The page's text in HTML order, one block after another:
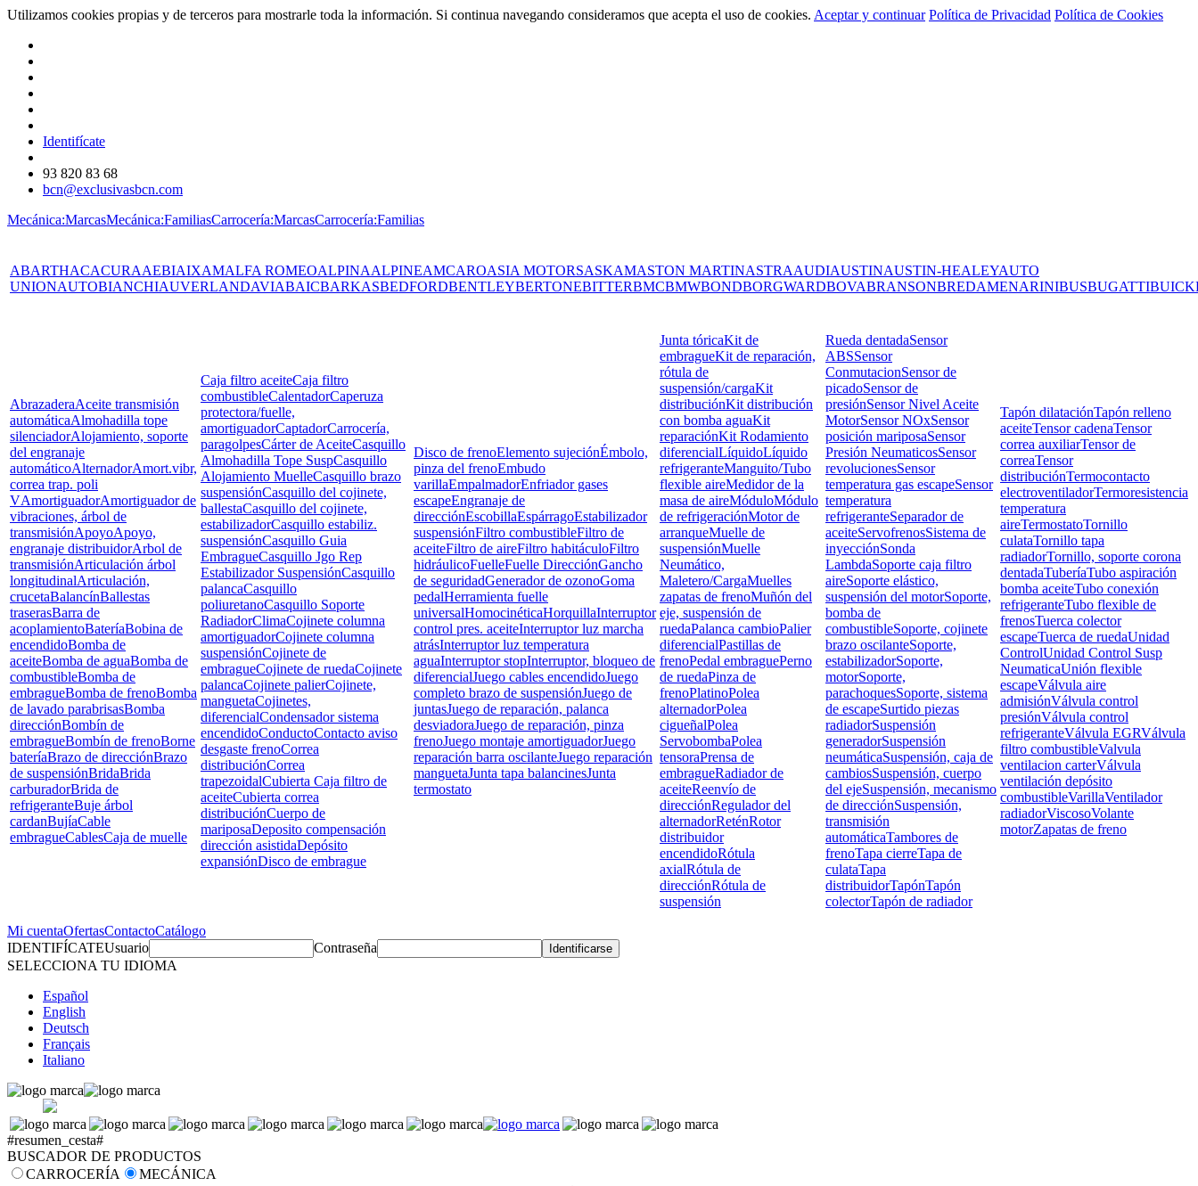
Utilizamos cookies propias y de terceros para mostrarle toda la información. Si continua navegando consideramos que acepta el uso de cookies. Aceptar y continuar Política de Privacidad Política de Cookies
Identifícate
93 820 83 68
bcn@exclusivasbcn.com
Mecánica:MarcasMecánica:FamiliasCarrocería:MarcasCarrocería:Familias
ABARTHACACURAAEBIAIXAMALFA ROMEOALPINAALPINEAMCAROASIA MOTORSASKAMASTON MARTINASTRAAUDIAUSTINAUSTIN-HEALEYAUTO
UNIONAUTOBIANCHIAUVERLANDAVIABAICBARKASBEDFORDBENTLEYBERTONEBITTERBMCBMWBONDBORGWARDBOVABRANSONBREDAMENARINIBUSBUGATTIBUICK
AbrazaderaAceite transmisión
automáticaAlmohadilla tope
silenciadorAlojamiento, soporte
del engranaje
automáticoAlternadorAmort.vibr,
correa trap. poli
VAmortiguadorAmortiguador de
vibraciones, árbol de
transmisiónApoyoApoyo,
engranaje distribuidorArbol de
transmisiónArticulación árbol
longitudinalArticulación,
crucetaBalancínBallestas
traserasBarra de
acoplamientoBateríaBobina de
encendidoBomba de
aceiteBomba de aguaBomba de
combustibleBomba de
embragueBomba de frenoBomba
de lavado parabrisasBomba
direcciónBombín de
embragueBombín de frenoBorne
bateríaBrazo de direcciónBrazo
de suspensiónBridaBrida
carburadorBrida de
refrigeranteBuje árbol
cardanBujíaCable
embragueCablesCaja de muelle
Caja filtro aceiteCaja filtro
combustibleCalentadorCaperuza
protectora/fuelle,
amortiguadorCaptadorCarrocería,
paragolpesCárter de AceiteCasquillo
Almohadilla Tope SuspCasquillo
Alojamiento MuelleCasquillo brazo
suspensiónCasquillo del cojinete,
ballestaCasquillo del cojinete,
estabilizadorCasquillo estabiliz.
suspensiónCasquillo Guia
EmbragueCasquillo Jgo Rep
Estabilizador SuspensiónCasquillo
palancaCasquillo
poliuretanoCasquillo Soporte
RadiadorClimaCojinete columna
amortiguadorCojinete columna
suspensiónCojinete de
embragueCojinete de ruedaCojinete
palancaCojinete palierCojinete,
manguetaCojinetes,
diferencialCondensador sistema
encendidoConductoContacto aviso
desgaste frenoCorrea
distribuciónCorrea
trapezoidalCubierta Caja filtro de
aceiteCubierta correa
distribuciónCuerpo de
mariposaDeposito compensación
dirección asistidaDepósito
expansiónDisco de embrague
Disco de frenoElemento sujeciónÉmbolo,
pinza del frenoEmbudo
varillaEmpalmadorEnfriador gases
escapeEngranaje de
direcciónEscobillaEspárragoEstabilizador
suspensiónFiltro combustibleFiltro de
aceiteFiltro de aireFiltro habitáculoFiltro
hidráulicoFuelleFuelle DirecciónGancho
de seguridadGenerador de ozonoGoma
pedalHerramienta fuelle
universalHomocinéticaHorquillaInterruptor
control pres. aceiteInterruptor luz marcha
atrásInterruptor luz temperatura
aguaInterruptor stopInterruptor, bloqueo de
diferencialJuego cables encendidoJuego
completo brazo de suspensiónJuego de
juntasJuego de reparación, palanca
desviadoraJuego de reparación, pinza
frenoJuego montaje amortiguadorJuego
reparación barra oscilanteJuego reparación
manguetaJunta tapa balancinesJunta
termostato
Junta tóricaKit de
embragueKit de reparación,
rótula de
suspensión/cargaKit
distribuciónKit distribución
con bomba aguaKit
reparaciónKit Rodamiento
diferencialLíquidoLíquido
refrigeranteManguito/Tubo
flexible aireMedidor de la
masa de aireMóduloMódulo
de refrigeraciónMotor de
arranqueMuelle de
suspensiónMuelle
Neumático,
Maletero/CargaMuelles
zapatas de frenoMuñón del
eje, suspensión de
ruedaPalanca cambioPalier
diferencialPastillas de
frenoPedal embraguePerno
de ruedaPinza de
frenoPlatinoPolea
alternadorPolea
cigueñalPolea
ServobombaPolea
tensoraPrensa de
embragueRadiador de
aceiteReenvío de
direcciónRegulador del
alternadorReténRotor
distribuidor
encendidoRótula
axialRótula de
direcciónRótula de
suspensión
Rueda dentadaSensor
ABSSensor
ConmutacionSensor de
picadoSensor de
presiónSensor Nivel Aceite
MotorSensor NOxSensor
posición mariposaSensor
Presión NeumaticosSensor
revolucionesSensor
temperatura gas escapeSensor
temperatura
refrigeranteSeparador de
aceiteServofrenosSistema de
inyecciónSonda
LambdaSoporte caja filtro
aireSoporte elástico,
suspensión del motorSoporte,
bomba de
combustibleSoporte, cojinete
brazo oscilanteSoporte,
estabilizadorSoporte,
motorSoporte,
parachoquesSoporte, sistema
de escapeSurtido piezas
radiadorSuspensión
generadorSuspensión
neumáticaSuspensión, caja de
cambiosSuspensión, cuerpo
del ejeSuspensión, mecanismo
de direcciónSuspensión,
transmisión
automáticaTambores de
frenoTapa cierreTapa de
culataTapa
distribuidorTapónTapón
colectorTapón de radiador
Tapón dilataciónTapón relleno
aceiteTensor cadenaTensor
correa auxiliarTensor de
correaTensor
distribuciónTermocontacto
electroventiladorTermoresistencia
temperatura
aireTermostatoTornillo
culataTornillo tapa
radiadorTornillo, soporte corona
dentadaTuberíaTubo aspiración
bomba aceiteTubo conexión
refrigeranteTubo flexible de
frenosTuerca colector
escapeTuerca de ruedaUnidad
ControlUnidad Control Susp
NeumaticaUnión flexible
escapeVálvula aire
admisiónVálvula control
presiónVálvula control
refrigeranteVálvula EGRVálvula
filtro combustibleValvula
ventilacion carterVálvula
ventilación depósito
combustibleVarillaVentilador
radiadorViscosoVolante
motorZapatas de freno
Mi cuentaOfertasContactoCatálogo
IDENTIFÍCATEUsuario
Contraseña
SELECCIONA TU IDIOMA
Español
English
Deutsch
Français
Italiano
#resumen_cesta#
BUSCADOR DE PRODUCTOS
CARROCERÍA
MECÁNICA